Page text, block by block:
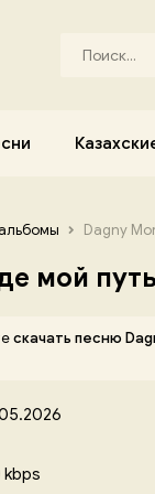
Dagny
мой
скачать песню
kbps